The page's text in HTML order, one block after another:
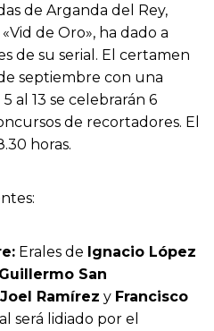
de Arganda del Rey,
de Oro», ha dado a
de su serial. El certamen
septiembre con una
al 13 se celebrarán 6
de recortadores. El
horas.
Erales de Ignacio López
Guillermo San
Ramírez y Francisco
será lidiado por el